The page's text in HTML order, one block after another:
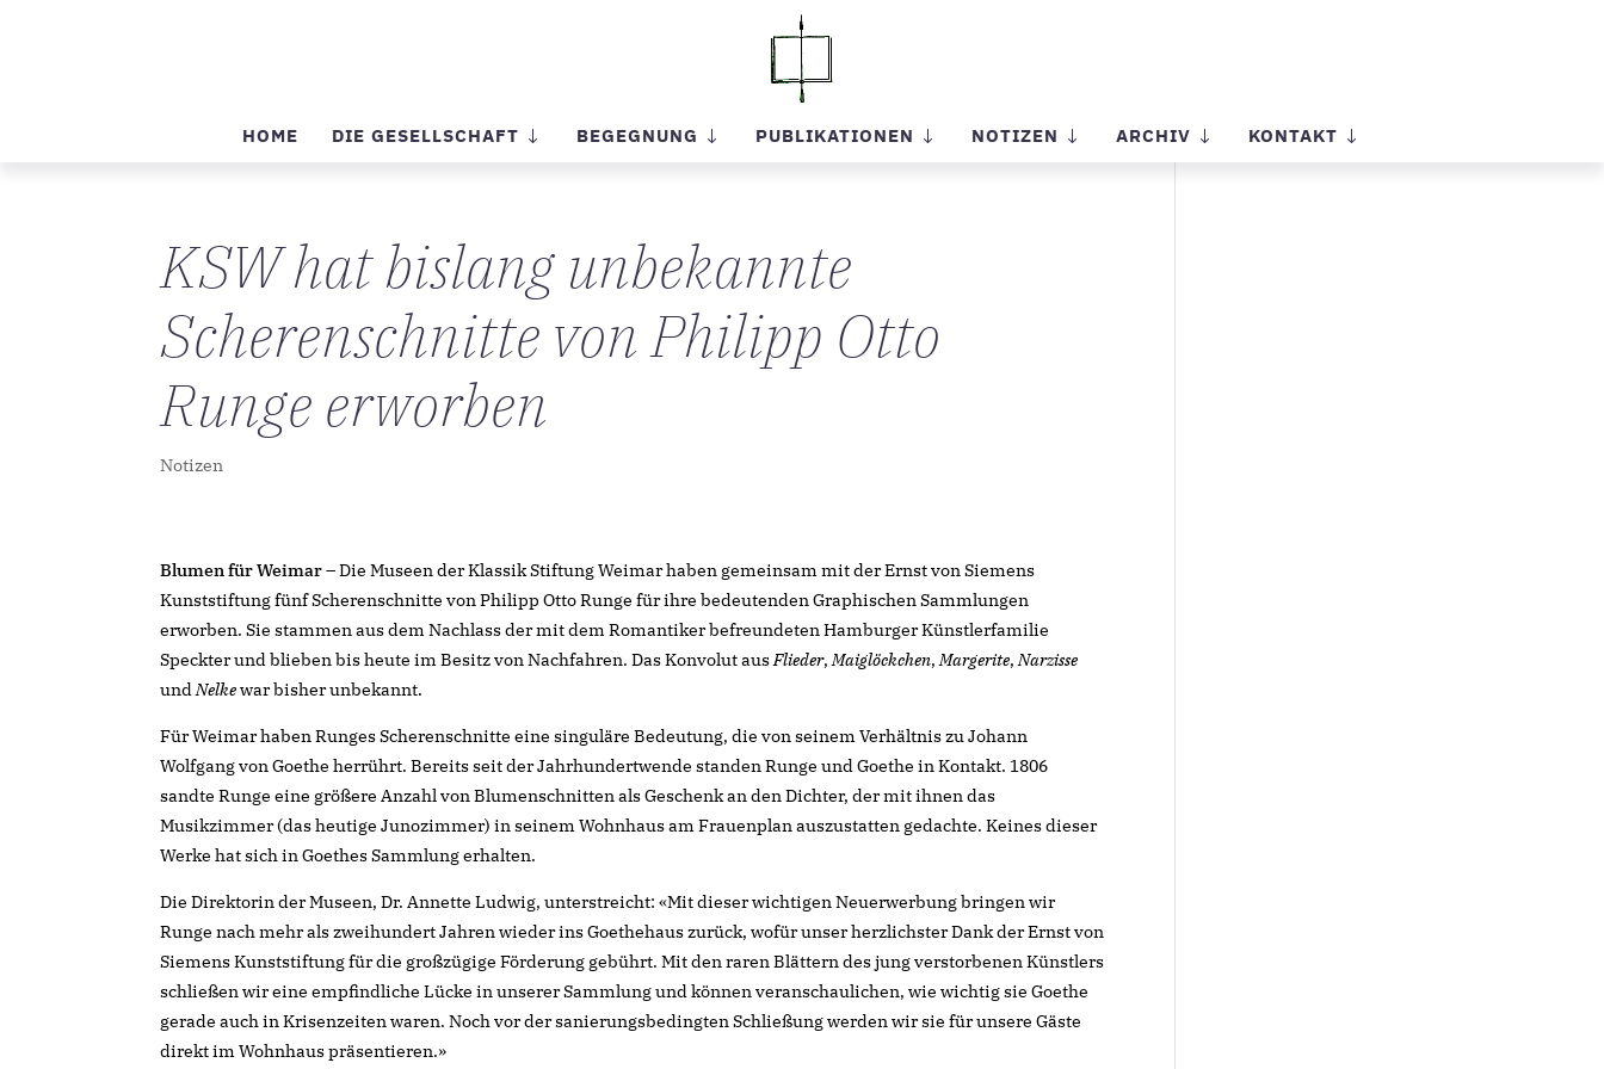
HOME DIE GESELLSCHAFT BEGEGNUNG PUBLIKATIONEN NOTIZEN ARCHIV KONTAKT
KSW hat bislang unbekannte
Scherenschnitte von Philipp Otto
Runge erworben
Notizen
Blumen für Weimar– Die Museen der Klassik Stiftung Weimar haben gemeinsam mit der Ernst von Siemens
Kunststiftung fünf Scherenschnitte von Philipp Otto Runge für ihre bedeutenden Graphischen Sammlungen
erworben. Sie stammen aus dem Nachlass der mit dem Romantiker befreundeten Hamburger Künstlerfamilie
Speckter und blieben bis heute im Besitz von Nachfahren. Das Konvolut aus Flieder, Maiglöckchen, Margerite, Narzisse
und Nelkewar bisher unbekannt.
Für Weimar haben Runges Scherenschnitte eine singuläre Bedeutung, die von seinem Verhältnis zu Johann
Wolfgang von Goethe herrührt. Bereits seit der Jahrhundertwende standen Runge und Goethe in Kontakt. 1806
sandte Runge eine größere Anzahl von Blumenschnitten als Geschenk an den Dichter, der mit ihnen das
Musikzimmer (das heutige Junozimmer) in seinem Wohnhaus am Frauenplan auszustatten gedachte. Keines dieser
Werke hat sich in Goethes Sammlung erhalten.
Die Direktorin der Museen, Dr. Annette Ludwig, unterstreicht: «Mit dieser wichtigen Neuerwerbung bringen wir
Runge nach mehr als zweihundert Jahren wieder ins Goethehaus zurück, wofür unser herzlichster Dank der Ernst von
Siemens Kunststiftung für die großzügige Förderung gebührt. Mit den raren Blättern des jung verstorbenen Künstlers
schließen wir eine empfindliche Lücke in unserer Sammlung und können veranschaulichen, wie wichtig sie Goethe
gerade auch in Krisenzeiten waren. Noch vor der sanierungsbedingten Schließung werden wir sie für unsere Gäste
direkt im Wohnhaus präsentieren.»